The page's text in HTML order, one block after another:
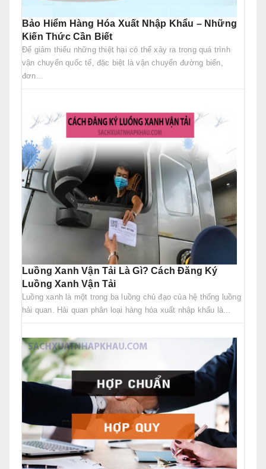
Bảo Hiểm Hàng Hóa Xuất Nhập Khẩu – Những
Kiến Thức Cần Biết
Để giảm thiểu những thiệt hại có thể xảy ra trong quá trình
vận chuyển quốc tế, đặc biệt là vận chuyển đường biển,
đơn...
Luồng Xanh Vận Tải Là Gì? Cách Đăng Ký
Luồng Xanh Vận Tải
Luồng xanh là một trong ba luồng chủ đạo của hệ thống luồng
hải quan. Hải quan phân loại hàng hóa xuất nhập khẩu là...